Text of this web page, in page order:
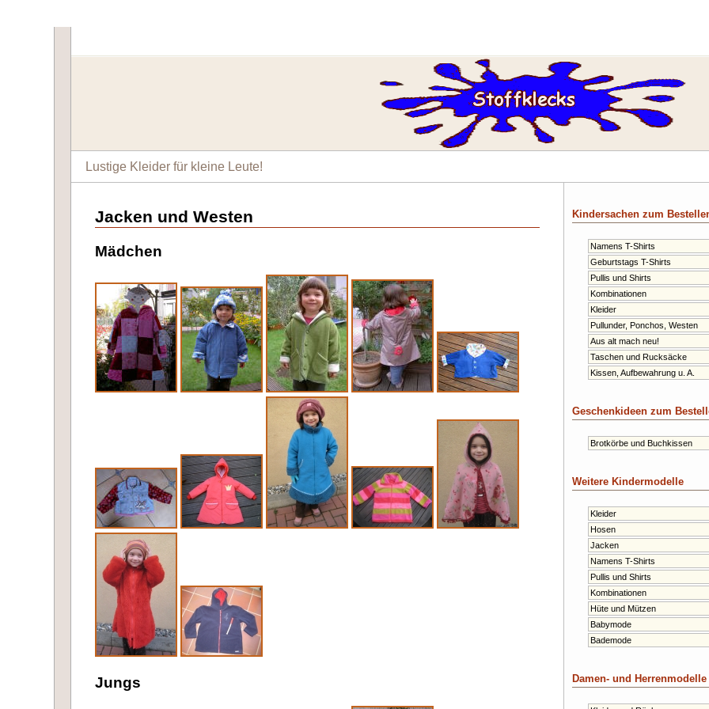
Lustige Kleider für kleine Leute!
Jacken und Westen
Mädchen
Jungs
Kindersachen zum
Namens T-Shirts
Geburtstags T-Shirts
Pullis und Shirts
Kombinationen
Kleider
Pullunder, Ponchos, Westen
Aus alt mach neu!
Taschen und Rucksäcke
Kissen, Aufbewahrung u. A.
Geschenkideen zum
Brotkörbe und Buchkissen
Weitere Kindermodelle
Kleider
Hosen
Jacken
Namens T-Shirts
Pullis und Shirts
Kombinationen
Hüte und Mützen
Babymode
Bademode
Damen- und Herrenmodelle